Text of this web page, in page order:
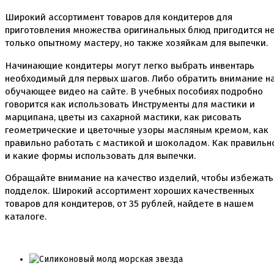
Сверкающие красители Metallic
Сухие красители высокого качества
Съедобные фломастеры карандаши
Креманки, Топпинги, Сиропы, Формы для мороженого
Креманки
Топпинги, сиропы
Формы для мороженного
Мастика Марципан Паста для лепки
Мастика для торта
Наборы для моделирования
Наборы плунжеров
Ножи для кондитера
Оптом товары для кондитеров
Оранжевые красители
Ангелочки
Широкий ассортимент товаров для кондитеров для
приготовления множества оригинальных блюд пригодится
только опытному мастеру, но также хозяйкам для выпечки.
Начинающие кондитеры могут легко выбрать инвентарь
необходимый для первых шагов. Либо обратить внимание
обучающее видео на сайте. В учебных пособиях подробно
говорится как использовать Инструменты для мастики и
марципана, цветы из сахарной мастики, как рисовать
геометрические и цветочные узоры масляным кремом, как
правильно работать с мастикой и шоколадом. Как
и какие формы использовать для выпечки.
Обращайте внимание на качество изделий, чтобы избежать
подделок. Широкий ассортимент хороших качественных
товаров для кондитеров, от35 рублей, найдете в нашем
каталоге.